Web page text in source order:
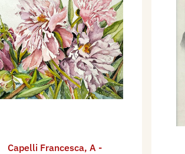
Capelli Francesca, A -